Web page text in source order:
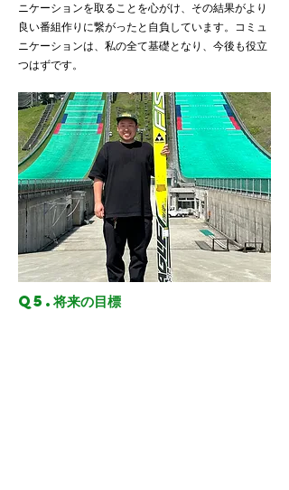
ニケーションを取ることを心がけ、その結果がより
良い番組作りに繋がったと自負しています。コミュ
ニケーションは、私の全て基礎となり、今後も役立
つはずです。
Q5.将来の目標